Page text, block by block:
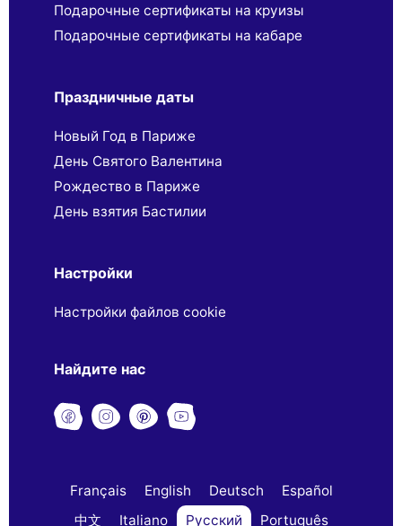
Подарочные сертификаты на круизы
Подарочные сертификаты на кабаре
Праздничные даты
Новый Год в Париже
День Святого Валентина
Рождество в Париже
День взятия Бастилии
Настройки
Настройки файлов cookie
Найдите нас
Français English Deutsch
Español
中文
Italiano Русский
Português